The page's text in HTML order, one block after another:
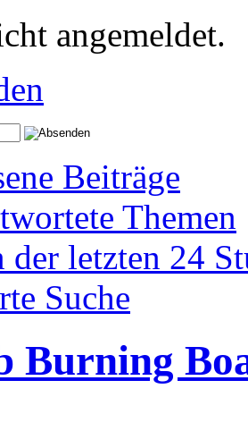
angemeldet.
Beiträge
Themen
der letzten 24
Suche
Burning